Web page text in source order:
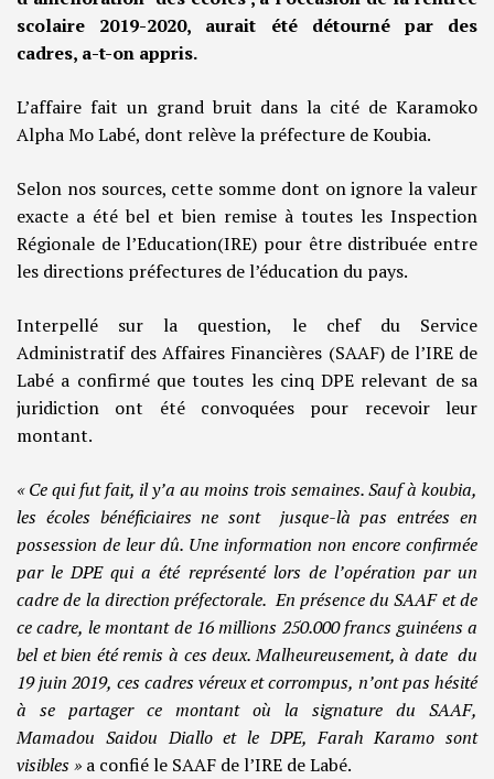
scolaire 2019-2020, aurait été détourné par des
cadres, a-t-on appris.
L’affaire fait un grand bruit dans la cité de Karamoko
Alpha Mo Labé, dont relève la préfecture de Koubia.
Selon nos sources, cette somme dont on ignore la valeur
exacte a été bel et bien remise à toutes les Inspection
Régionale de l’Education(IRE) pour être distribuée entre
les directions préfectures de l’éducation du pays.
Interpellé sur la question, le chef du Service
Administratif des Affaires Financières (SAAF) de l’IRE de
Labé a confirmé que toutes les cinq DPE relevant de sa
juridiction ont été convoquées pour recevoir leur
montant.
« Ce qui fut fait, il y’a au moins trois semaines. Sauf à koubia,
les écoles bénéficiaires ne sont jusque-là pas entrées en
possession de leur dû. Une information non encore confirmée
par le DPE qui a été représenté lors de l’opération par un
cadre de la direction préfectorale. En présence du SAAF et de
ce cadre, le montant de 16 millions 250.000 francs guinéens a
bel et bien été remis à ces deux. Malheureusement, à date du
19 juin 2019, ces cadres véreux et corrompus, n’ont pas hésité
à se partager ce montant où la signature du SAAF,
Mamadou Saidou Diallo et le DPE, Farah Karamo sont
visibles » a confié le SAAF de l’IRE de Labé.